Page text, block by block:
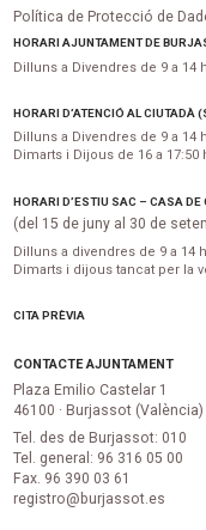
Política de Protecció de
HORARI AJUNTAMENT DE
Dilluns a Divendres de 9 a 14 h
HORARI D’ATENCIÓ AL CIUTADÀ
Dilluns a Divendres de 9 a 14 h
Dimarts i Dijous de 16 a 17:50
HORARI D’ESTIU SAC – CASA DE
(del 15 de juny al 30 de
Dilluns a divendres de 9 a 14 h
Dimarts i dijous tancat per la
CITA PRÈVIA
CONTACTE AJUNTAMENT
Plaza Emilio Castelar 1
46100 · Burjassot (València)
Tel. des de Burjassot: 010
Tel. general: 96 316 05 00
Fax. 96 390 03 61
registro@burjassot.es